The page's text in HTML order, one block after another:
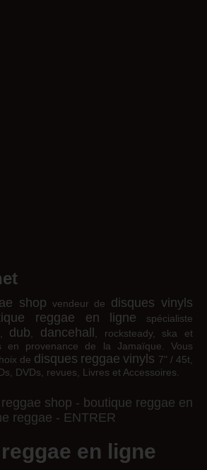
shop vendeur de disques vinyls
reggae en ligne spécialiste
dub dancehall
, rocksteady, ska et
en provenance de la Jamaïque. Vous
de disques reggae vinyls 7" / 45t,
DVDs, revues, Livres et Accessoires.
en ligne